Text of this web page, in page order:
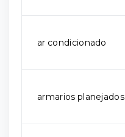
ar condicionado
armarios planejados